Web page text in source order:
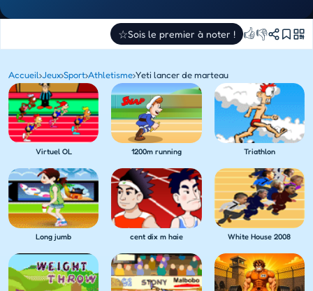
☆Sois le premier à noter ! 👍👎
Accueil›Jeux›Sport›Athletisme›Yeti lancer de marteau
Virtuel OL 1200m running Triathlon
Long jumb cent dix m haie White House 2008